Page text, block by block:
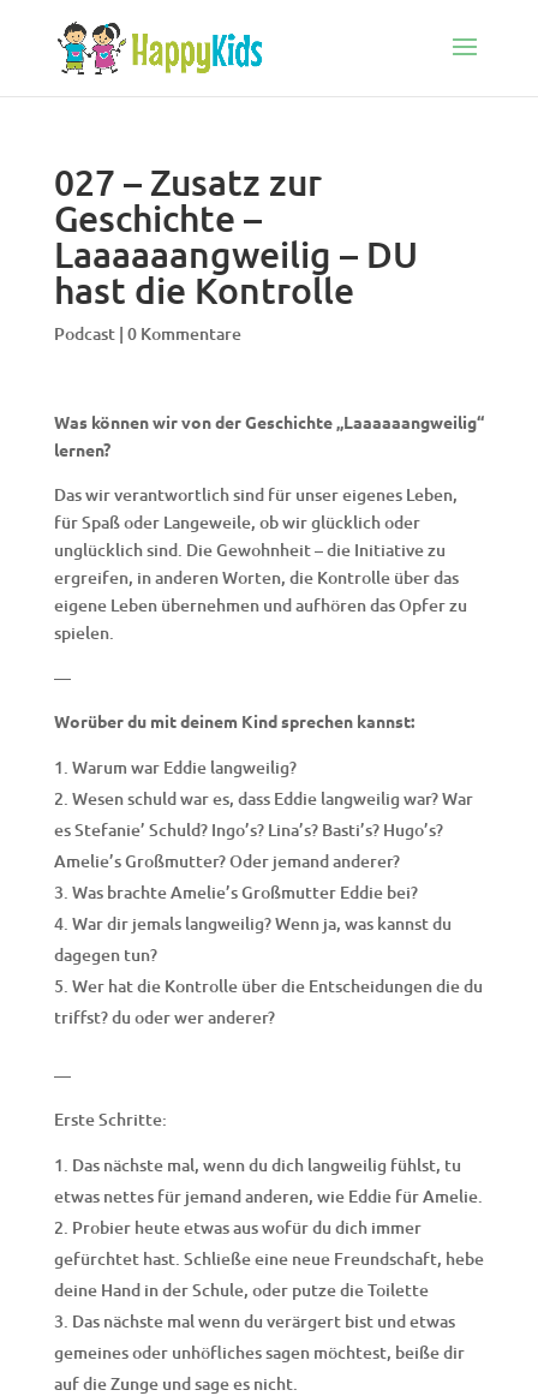
027 – Zusatz zur
Geschichte –
Laaaaaangweilig – DU
hast die Kontrolle
Podcast| 0 Kommentare
Was können wir von der Geschichte „Laaaaaangweilig“
lernen?
Das wir verantwortlich sind für unser eigenes Leben,
für Spaß oder Langeweile, ob wir glücklich oder
unglücklich sind. Die Gewohnheit – die Initiative zu
ergreifen, in anderen Worten, die Kontrolle über das
eigene Leben übernehmen und aufhören das Opfer zu
spielen.
—
Worüber du mit deinem Kind sprechen kannst:
Warum war Eddie langweilig?
Wesen schuld war es, dass Eddie langweilig war? War
es Stefanie’ Schuld? Ingo’s? Lina’s? Basti’s? Hugo’s?
Amelie’s Großmutter? Oder jemand anderer?
Was brachte Amelie’s Großmutter Eddie bei?
War dir jemals langweilig? Wenn ja, was kannst du
dagegen tun?
Wer hat die Kontrolle über die Entscheidungen die du
triffst? du oder wer anderer?
—
Erste Schritte:
Das nächste mal, wenn du dich langweilig fühlst, tu
etwas nettes für jemand anderen, wie Eddie für Amelie.
Probier heute etwas aus wofür du dich immer
gefürchtet hast. Schließe eine neue Freundschaft, hebe
deine Hand in der Schule, oder putze die Toilette
Das nächste mal wenn du verärgert bist und etwas
gemeines oder unhöfliches sagen möchtest, beiße dir
auf die Zunge und sage es nicht.